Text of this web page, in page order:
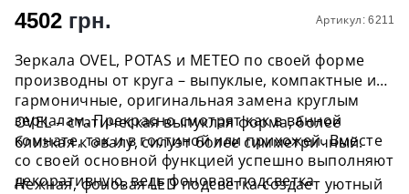
Артикул: 6211
4502 грн.
Зеркала OVEL, POTAS и METEO по своей форме
производны от круга – выпуклые, компактные и
гармоничные, оригинальная замена круглым
зеркалам. Прекрасно смотрят как в ванной
комнате, так и в гостиной или прихожей. Вместе
со своей основной функцией успешно выполняют
декоративную, ведь фоновая подсветка
OVEL – статическая выпуклая форма, более
близкая к овалу, силуэт более симметричный.
Нежная, фоновая LED подсветка создает уютный